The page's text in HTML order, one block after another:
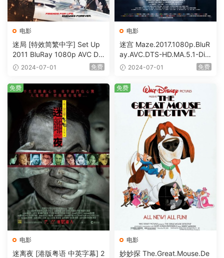
电影
迷局 [特效简繁中字] Set Up
2011 BluRay 1080p AVC DT
S-HD MA5.1-shhaclm@CHD
2024-07-01 免费
电影
迷宫 Maze.2017.1080p.BluR
ay.AVC.DTS-HD.MA.5.1-DiY
@HDHome [BDISO 19.7GB]
2024-07-01 免费
电影
迷离夜 [港版粤语 中英字幕] 2
免费
电影
妙妙探 The.Great.Mouse.De
免费